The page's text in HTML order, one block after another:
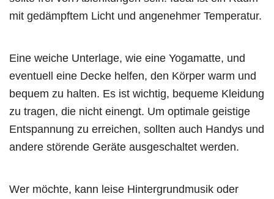
mit gedämpftem Licht und angenehmer Temperatur.
Eine weiche Unterlage, wie eine Yogamatte, und
eventuell eine Decke helfen, den Körper warm und
bequem zu halten. Es ist wichtig, bequeme Kleidung
zu tragen, die nicht einengt. Um optimale geistige
Entspannung zu erreichen, sollten auch Handys und
andere störende Geräte ausgeschaltet werden.
Wer möchte, kann leise Hintergrundmusik oder